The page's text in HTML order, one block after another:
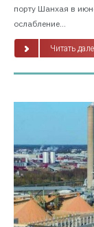
порту Шанхая в
ослабление...
Читать